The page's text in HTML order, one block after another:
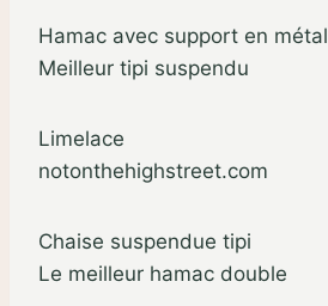
Hamac avec support en métal
Meilleur tipi suspendu
Limelace
notonthehighstreet.com
Chaise suspendue tipi
Le meilleur hamac double